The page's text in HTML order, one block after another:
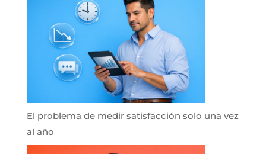
El problema de medir satisfacción solo una vez
al año